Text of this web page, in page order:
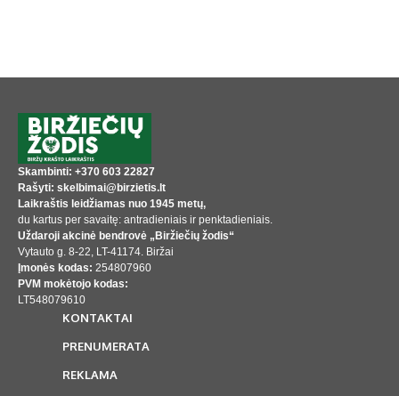
Skambinti: +370 603 22827
Rašyti: skelbimai@birzietis.lt
Laikraštis leidžiamas nuo 1945 metų,
du kartus per savaitę: antradieniais ir penktadieniais.
Uždaroji akcinė bendrovė „Biržiečių žodis“
Vytauto g. 8-22, LT-41174. Biržai
Įmonės kodas: 254807960
PVM mokėtojo kodas:
LT548079610
KONTAKTAI
PRENUMERATA
REKLAMA